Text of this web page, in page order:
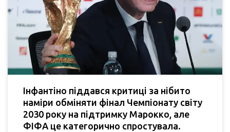
Інфантіно піддався критиці за нібито
наміри обміняти фінал Чемпіонату світу
2030 року на підтримку Марокко, але
ФІФА це категорично спростувала.